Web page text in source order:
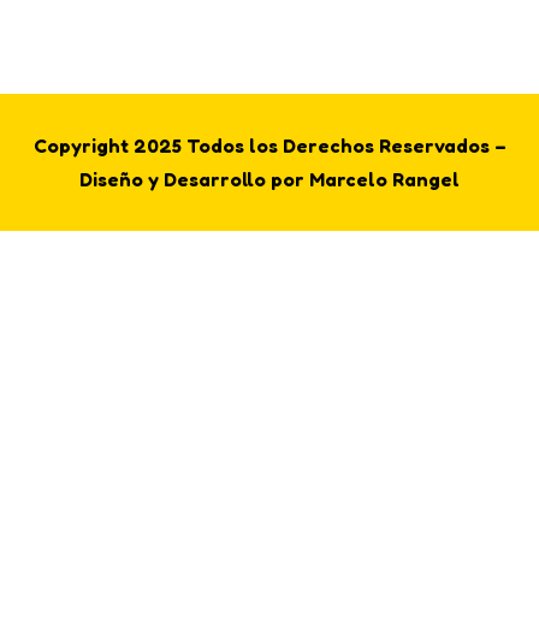
Copyright 2025 Todos los Derechos Reservados –
Diseño y Desarrollo por Marcelo Rangel